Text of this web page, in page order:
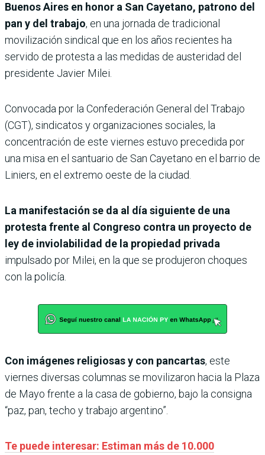
Buenos Aires en honor a San Cayetano, patrono del
pan y del trabajo, en una jornada de tradicional
movilización sindical que en los años recientes ha
servido de protesta a las medidas de austeridad del
presidente Javier Milei.
Convocada por la Confederación General del Trabajo
(CGT), sindicatos y organizaciones sociales, la
concentración de este viernes estuvo precedida por
una misa en el santuario de San Cayetano en el barrio de
Liniers, en el extremo oeste de la ciudad.
La manifestación se da al día siguiente de una
protesta frente al Congreso contra un proyecto de
ley de inviolabilidad de la propiedad privada
impulsado por Milei, en la que se produjeron choques
con la policía.
Con imágenes religiosas y con pancartas, este
viernes diversas columnas se movilizaron hacia la Plaza
de Mayo frente a la casa de gobierno, bajo la consigna
“paz, pan, techo y trabajo argentino”.
Te puede interesar: Estiman más de 10.000